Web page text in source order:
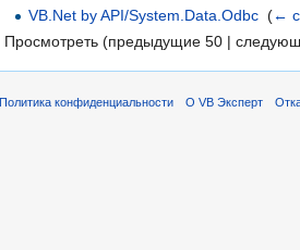
VB.Net by API/System.Data.Odbc ‎(←
Просмотреть (предыдущие 50 |
Политика конфиденциальности О VB Эксперт